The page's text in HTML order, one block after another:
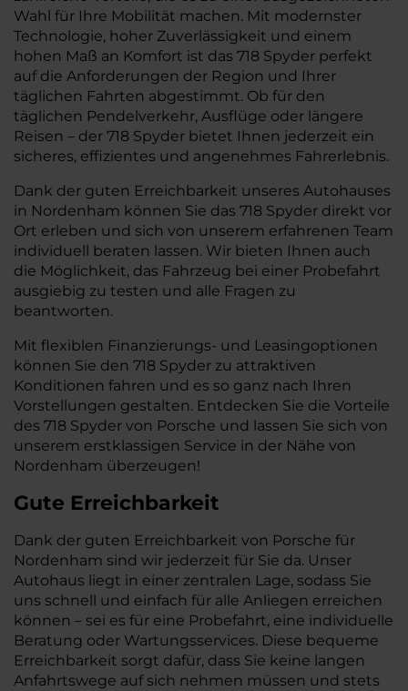
Wahl für Ihre Mobilität machen. Mit modernster
Technologie, hoher Zuverlässigkeit und einem
hohen Maß an Komfort ist das 718 Spyder perfekt
auf die Anforderungen der Region und Ihrer
täglichen Fahrten abgestimmt. Ob für den
täglichen Pendelverkehr, Ausflüge oder längere
Reisen – der 718 Spyder bietet Ihnen jederzeit ein
sicheres, effizientes und angenehmes Fahrerlebnis.
Dank der guten Erreichbarkeit unseres Autohauses
in Nordenham können Sie das 718 Spyder direkt vor
Ort erleben und sich von unserem erfahrenen Team
individuell beraten lassen. Wir bieten Ihnen auch
die Möglichkeit, das Fahrzeug bei einer Probefahrt
ausgiebig zu testen und alle Fragen zu
beantworten.
Mit flexiblen Finanzierungs- und Leasingoptionen
können Sie den 718 Spyder zu attraktiven
Konditionen fahren und es so ganz nach Ihren
Vorstellungen gestalten. Entdecken Sie die Vorteile
des 718 Spyder von Porsche und lassen Sie sich von
unserem erstklassigen Service in der Nähe von
Nordenham überzeugen!
Gute Erreichbarkeit
Dank der guten Erreichbarkeit von Porsche für
Nordenham sind wir jederzeit für Sie da. Unser
Autohaus liegt in einer zentralen Lage, sodass Sie
uns schnell und einfach für alle Anliegen erreichen
können – sei es für eine Probefahrt, eine individuelle
Beratung oder Wartungsservices. Diese bequeme
Erreichbarkeit sorgt dafür, dass Sie keine langen
Anfahrtswege auf sich nehmen müssen und stets